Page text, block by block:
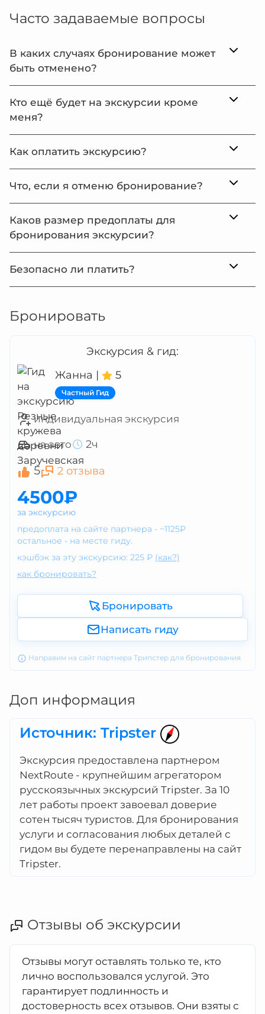
Часто задаваемые вопросы
В каких случаях бронирование может
быть отменено?
Кто ещё будет на экскурсии кроме
меня?
Как оплатить экскурсию?
Что, если я отменю бронирование?
Каков размер предоплаты для
бронирования экскурсии?
Безопасно ли платить?
Бронировать
Экскурсия & гид:
Жанна | 5
Частный Гид
индивидуальная экскурсия
на авто 2ч
5 2 отзыва
4500₽
за экскурсию
предоплата на сайте партнера - ~1125₽
остальное - на месте гиду.
кэшбэк за эту экскурсию: 225 ₽ (как?)
как бронировать?
Бронировать
Написать гиду
Направим на сайт партнера Трипстер для бронирования
Доп информация
Источник: Tripster
Экскурсия предоставлена партнером
NextRoute - крупнейшим агрегатором
русскоязычных экскурсий Tripster. За 10
лет работы проект завоевал доверие
сотен тысяч туристов. Для бронирования
услуги и согласования любых деталей с
гидом вы будете перенаправлены на сайт
Tripster.
Отзывы об экскурсии
Отзывы могут оставлять только те, кто
лично воспользовался услугой. Это
гарантирует подлинность и
достоверность всех отзывов. Они взяты с